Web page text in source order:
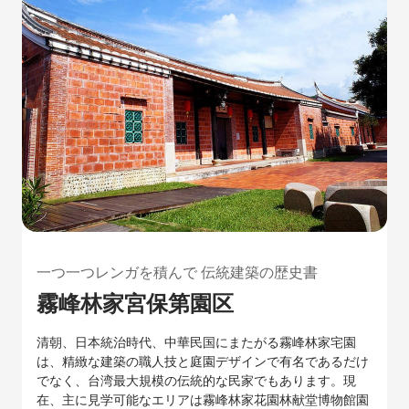
一つ一つレンガを積んで 伝統建築の歴史書
霧峰林家宮保第園区
清朝、日本統治時代、中華民国にまたがる霧峰林家宅園
は、精緻な建築の職人技と庭園デザインで有名であるだけ
でなく、台湾最大規模の伝統的な民家でもあります。現
在、主に見学可能なエリアは霧峰林家花園林献堂博物館園